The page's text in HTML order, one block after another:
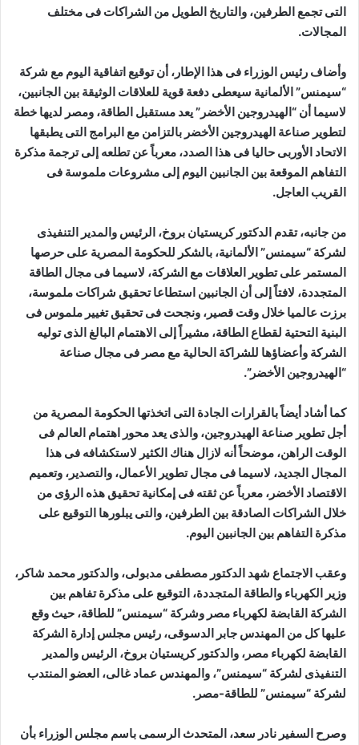
التى تجمع الطرفين، والتاريخ الطويل من الشراكات فى مختلف
المجالات.
وأضاف رئيس الوزراء فى هذا الإطار، أن توقيع اتفاقية اليوم مع شركة
“سيمنس” الألمانية سيعطى دفعة قوية للعلاقات الوثيقة بين الجانبين،
لاسيما أن “الهيدروجين الأخضر” يعد مستقبل الطاقة، ومصر لديها خطة
لتطوير صناعة الهيدروجين الأخضر بالتزامن مع البرامج التى يطبقها
الاتحاد الأوربى حاليا فى هذا الصدد، معرباً عن تطلعه إلى ترجمة مذكرة
التفاهم الموقعة بين الجانبين اليوم إلى مشروعات ملموسة فى
القريب العاجل.
من جانبه، تقدم الدكتور كريستيان بروخ، الرئيس والمدير التنفيذى
لشركة “سيمنس” الألمانية، بالشكر للحكومة المصرية على حرصها
المستمر على تطوير العلاقات مع الشركة، لاسيما فى مجال الطاقة
المتجددة، لافتاً إلى أن الجانبين استطاعا تحقيق شراكات ملموسة،
برزت عالميا خلال وقت قصير، ونجحت فى تحقيق تغيير ملموس فى
البنية التحتية لقطاع الطاقة، مشيراً إلى الاهتمام البالغ الذى توليه
الشركة وأعضاؤها للشراكة الحالية مع مصر فى مجال صناعة
“الهيدروجين الأخضر”.
كما أشاد أيضاً بالقرارات الجادة التى اتخذتها الحكومة المصرية من
أجل تطوير صناعة الهيدروجين، والذى يعد محور اهتمام العالم فى
الوقت الراهن، موضحاً أنه لازال هناك الكثير لاستكشافه فى هذا
المجال الجديد، لاسيما فى مجال تطوير الأعمال، والتصدير، وتعميم
الاقتصاد الأخضر، معرباً عن ثقته فى إمكانية تحقيق هذه الرؤى من
خلال الشراكات الصادقة بين الطرفين، والتى يبلورها التوقيع على
مذكرة التفاهم بين الجانبين اليوم.
وعقب الاجتماع شهد الدكتور مصطفى مدبولى، والدكتور محمد شاكر،
وزير الكهرباء والطاقة المتجددة، التوقيع على مذكرة تفاهم بين
الشركة القابضة لكهرباء مصر وشركة “سيمنس” للطاقة، حيث وقع
عليها كل من المهندس جابر الدسوقى، رئيس مجلس إدارة الشركة
القابضة لكهرباء مصر، والدكتور كريستيان بروخ، الرئيس والمدير
التنفيذى لشركة “سيمنس”، والمهندس عماد غالى، العضو المنتدب
لشركة “سيمنس” للطاقة-مصر.
وصرح السفير نادر سعد، المتحدث الرسمى باسم مجلس الوزراء بأن